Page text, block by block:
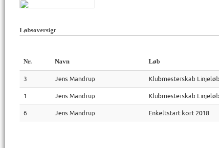
Løbsoversigt
Nr. Navn Løb
3 Jens Mandrup Klubmesterskab
1 Jens Mandrup Klubmesterskab
6 Jens Mandrup Enkeltstart kort 2018